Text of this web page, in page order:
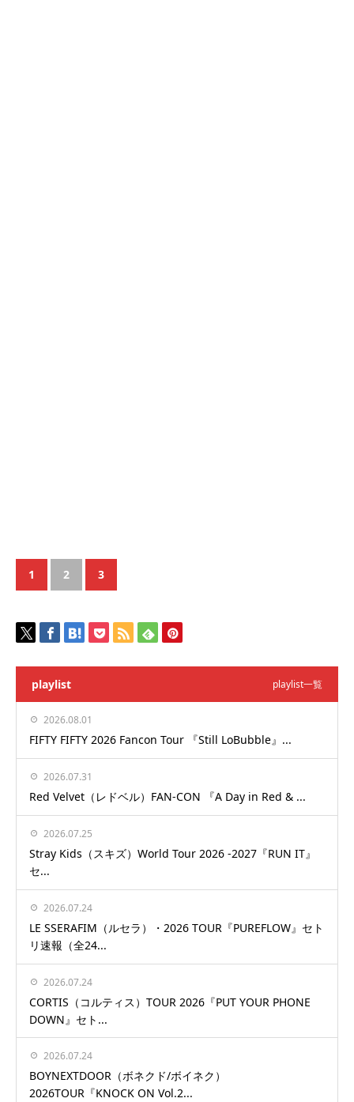
1 2 3
playlist playlist一覧
2026.08.01
FIFTY FIFTY 2026 Fancon Tour 『Still LoBubble』...
2026.07.31
Red Velvet（レドベル）FAN-CON 『A Day in Red & ...
2026.07.25
Stray Kids（スキズ）World Tour 2026 -2027『RUN IT』
セ...
2026.07.24
LE SSERAFIM（ルセラ）・2026 TOUR『PUREFLOW』セト
リ速報（全24...
2026.07.24
CORTIS（コルティス）TOUR 2026『PUT YOUR PHONE
DOWN』セト...
2026.07.24
BOYNEXTDOOR（ボネクド/ボイネク）
2026TOUR『KNOCK ON Vol.2...